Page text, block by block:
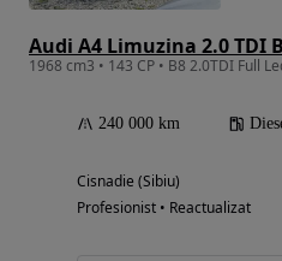
Audi A4 Limuzina 2.0 TDI
1968 cm3 • 143 CP • B8 2.0TDI Full
240 000 km
Cisnadie (Sibiu)
Profesionist • Reactualizat